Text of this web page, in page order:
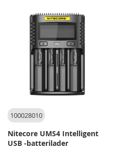
100028010
Nitecore UMS4 Intelligent
USB -batterilader